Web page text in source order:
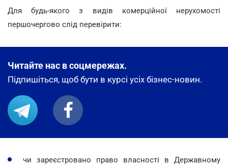
Для будь-якого з видів комерційної нерухомості
першочергово слід перевірити:
Читайте нас в соцмережах.
Підпишіться, щоб бути в курсі усіх бізнес-новин.
чи зареєстровано право власності в Державному